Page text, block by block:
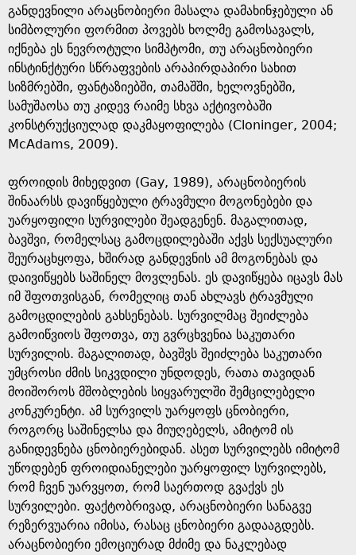
განდევნილი არაცნობიერი მასალა დამახინჯებული ან
სიმბოლური ფორმით პოვებს ხოლმე გამოსავალს,
იქნება ეს ნევროტული სიმპტომი, თუ არაცნობიერი
ინსტინქტური სწრაფვების არაპირდაპირი სახით
სიზმრებში, ფანტაზიებში, თამაშში, ხელოვნებში,
სამუშაოსა თუ კიდევ რაიმე სხვა აქტივობაში
კონსტრუქციულად დაკმაყოფილება (Cloninger, 2004;
McAdams, 2009).
ფროიდის მიხედვით (Gay, 1989), არაცნობიერის
შინაარსს დავიწყებული ტრავმული მოგონებები და
უარყოფილი სურვილები შეადგენენ. მაგალითად,
ბავშვი, რომელსაც გამოცდილებაში აქვს სექსუალური
შეურაცხყოფა, ხშირად განდევნის ამ მოგონებას და
დაივიწყებს საშინელ მოვლენას. ეს დავიწყება იცავს მას
იმ შფოთვისგან, რომელიც თან ახლავს ტრავმული
გამოცდილების გახსენებას. სურვილმაც შეიძლება
გამოიწვიოს შფოთვა, თუ გვრცხვენია საკუთარი
სურვილის. მაგალითად, ბავშვს შეიძლება საკუთარი
უმცროსი ძმის სიკვდილი უნდოდეს, რათა თავიდან
მოიშოროს მშობლების სიყვარულში შემცილებელი
კონკურენტი. ამ სურვილს უარყოფს ცნობიერი,
როგორც საშინელსა და მიუღებელს, ამიტომ ის
განიდევნება ცნობიერებიდან. ასეთ სურვილებს იმიტომ
უწოდებენ ფროიდიანელები უარყოფილ სურვილებს,
რომ ჩვენ უარვყოთ, რომ საერთოდ გვაქვს ეს
სურვილები. ფაქტობრივად, არაცნობიერი სანაგვე
რეზერვუარია იმისა, რასაც ცნობიერი გადააგდებს.
არაცნობიერი ემოციურად მძიმე და ნაკლებად